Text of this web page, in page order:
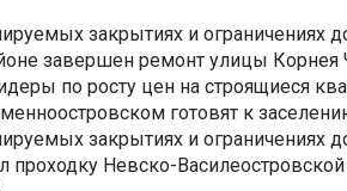
закрытиях и ограничениях
завершен ремонт улицы Корнея
по росту цен на строящиеся
готовят к
закрытиях и ограничениях
Невско-